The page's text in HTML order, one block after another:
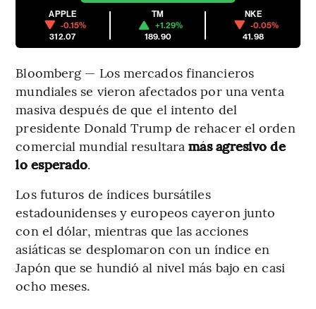
APPLE
-0.15%
312.07
TM
+1.29%
189.90
NKE
-0.05%
41.98
Bloomberg — Los mercados financieros
mundiales se vieron afectados por una venta
masiva después de que el intento del
presidente Donald Trump de rehacer el orden
comercial mundial resultaramás agresivo de
lo esperado.
Los futuros de índices bursátiles
estadounidenses y europeos cayeron junto
con el dólar, mientras que las acciones
asiáticas se desplomaron con un índice en
Japón que se hundió al nivel más bajo en casi
ocho meses.